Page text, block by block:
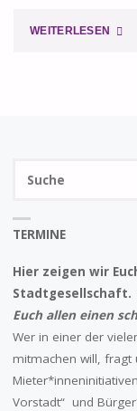
WEITERLESEN
TERMINE
Hier zeigen wir
Stadtgesellschaft.
Euch allen einen
Wer in einer der
mitmachen will, fragt
Vorstadt“ und